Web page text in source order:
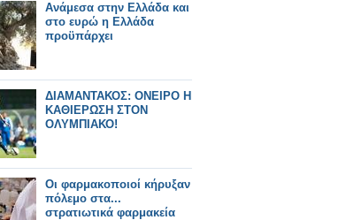
Ανάμεσα στην Ελλάδα και
στο ευρώ η Ελλάδα
προϋπάρχει
ΔΙΑΜΑΝΤΑΚΟΣ: ΟΝΕΙΡΟ Η
ΚΑΘΙΕΡΩΣΗ ΣΤΟΝ
ΟΛΥΜΠΙΑΚΟ!
Οι φαρμακοποιοί κήρυξαν
πόλεμο στα...
στρατιωτικά φαρμακεία